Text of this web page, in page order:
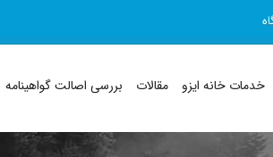
خدمات خانه ایزو مقالات بررسی اصالت گواهینامه